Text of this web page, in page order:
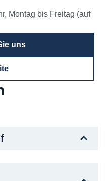
Montag bis Freitag (auf
uns